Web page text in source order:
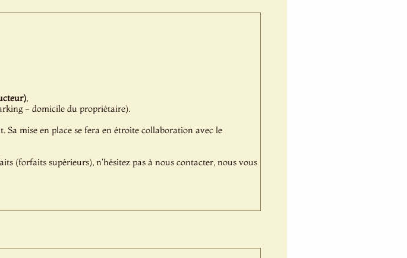
,
- domicile du propriétaire).
mise en place se fera en étroite collaboration avec le
(forfaits supérieurs), n'hésitez pas à nous contacter, nous vous